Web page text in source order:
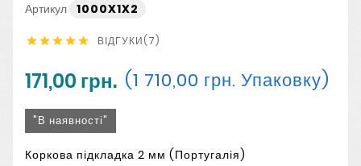
Артикул 1000X1X2
     ВІДГУКИ(7)
171,00 грн. (1 710,00 грн. Упаковку)
"В наявності"
Коркова підкладка 2 мм (Португалія)